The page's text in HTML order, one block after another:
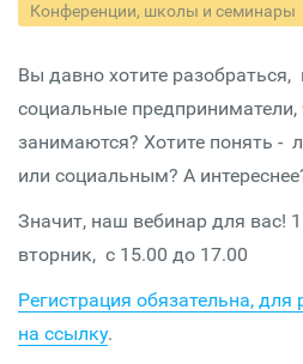
Конференции, школы и семинары
Вы давно хотите разобраться,
социальные предприниматели,
занимаются? Хотите понять -
или социальным? А
Значит, наш вебинар для вас!
вторник, с 15.00 до 17.00
Регистрация обязательна,
на ссылку.